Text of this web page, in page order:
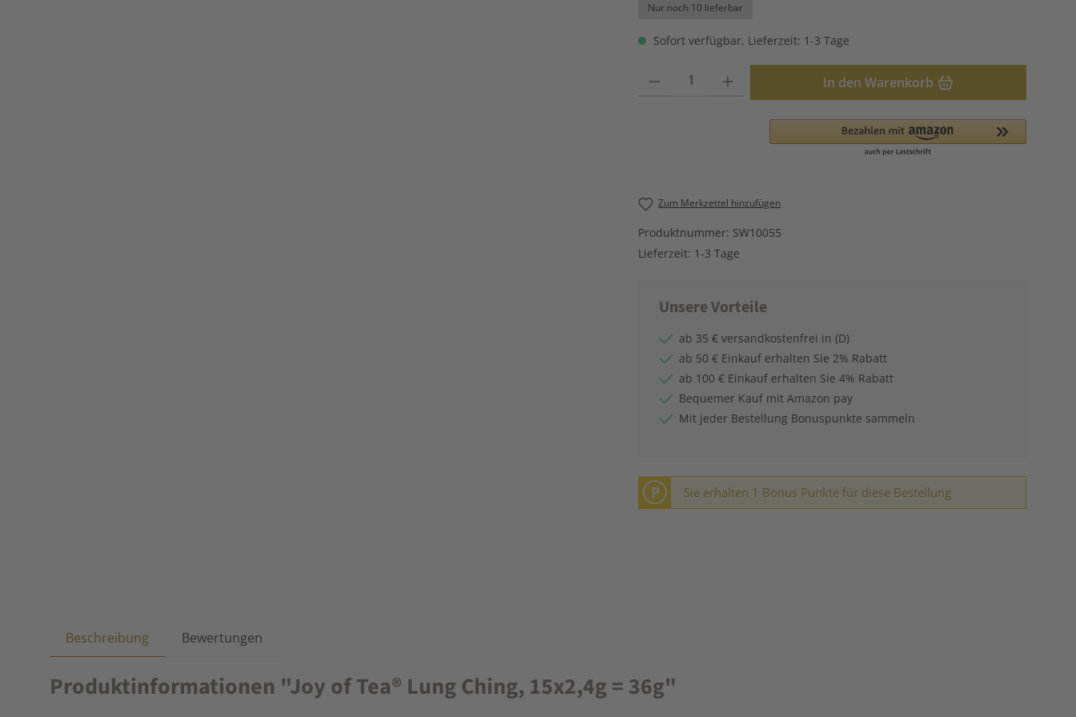
Nur noch 10 lieferbar
Sofort verfügbar, Lieferzeit: 1-3 Tage
Produkt Anzahl: Gib den gewünschten Wert ein oder benutze die Schaltflächen
In den Warenkorb
Zum Merkzettel hinzufügen
Produktnummer: SW10055
Lieferzeit: 1-3 Tage
Unsere Vorteile
ab 35 € versandkostenfrei in (D)
ab 50 € Einkauf erhalten Sie 2% Rabatt
ab 100 € Einkauf erhalten Sie 4% Rabatt
Bequemer Kauf mit Amazon pay
Mit jeder Bestellung Bonuspunkte sammeln
P Sie erhalten 1 Bonus Punkte für diese Bestellung
Beschreibung Bewertungen
Produktinformationen "Joy of Tea® Lung Ching, 15x2,4g = 36g"